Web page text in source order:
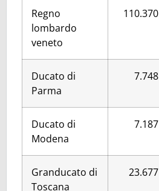
Regno
lombardo
veneto
110.370
Ducato di
Parma
7.748
Ducato di
Modena
7.187
Granducato di
Toscana
23.677